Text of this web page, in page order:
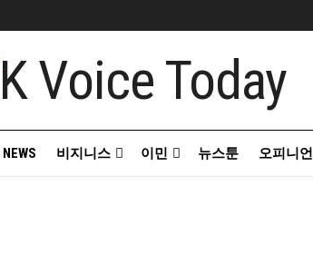
비지니스 이민 뉴스툰 오피니언